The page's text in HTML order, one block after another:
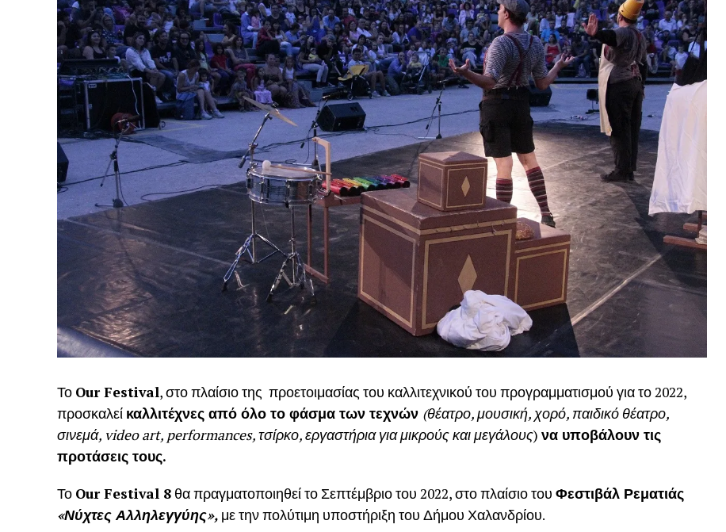
Το Our Festival, στο πλαίσιο της προετοιμασίας του καλλιτεχνικού του προγραμματισμού για το 2022,
προσκαλεί καλλιτέχνες από όλο το φάσμα των τεχνών (θέατρο, μουσική, χορό, παιδικό θέατρο,
σινεμά, video art, performances, τσίρκο, εργαστήρια για μικρούς και μεγάλους) να υποβάλουν τις
προτάσεις τους.
Το Our Festival 8 θα πραγματοποιηθεί το Σεπτέμβριο του 2022, στο πλαίσιο του Φεστιβάλ Ρεματιάς
«Νύχτες Αλληλεγγύης», με την πολύτιμη υποστήριξη του Δήμου Χαλανδρίου.